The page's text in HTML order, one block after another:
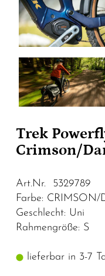
Trek
Crimson/
Art.Nr. 5329789
Farbe:
Geschlecht: Uni
Rahmengröße: S
lieferbar in 3-7